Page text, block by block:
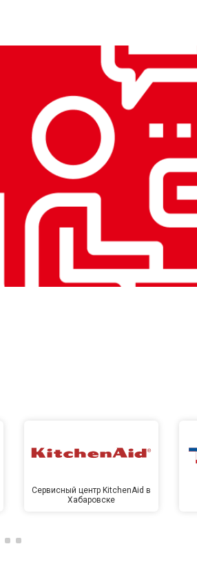
Сервисный центр KitchenAid в
Хабаровске